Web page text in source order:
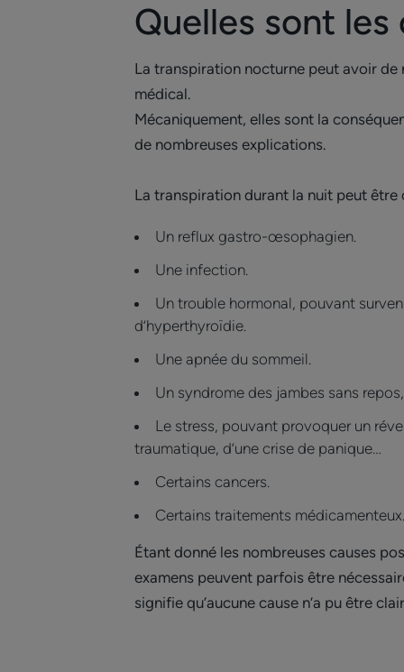
Quelles sont les
La transpiration nocturne peut avoir de
médical.
Mécaniquement, elles sont la
de nombreuses explications.
La transpiration durant la nuit peut être
Un reflux gastro-œsophagien.
Une infection.
Un trouble hormonal, pouvant
d’hyperthyroïdie.
Une apnée du sommeil.
Un syndrome des jambes sans
Le stress, pouvant provoquer un
traumatique, d’une crise de panique…
Certains cancers.
Certains traitements médicamenteux.
Étant donné les nombreuses causes
examens peuvent parfois être
signifie qu’aucune cause n’a pu être